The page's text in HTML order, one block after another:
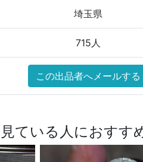
埼玉県
715人
この出品者へメールする
ている人におすす